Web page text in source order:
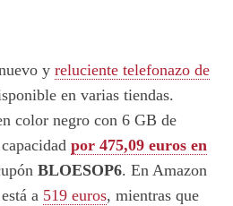
y reluciente telefonazo de
en varias tiendas.
color negro con 6 GB de
por 475,09 euros en
BLOESOP6. En Amazon
a 519 euros, mientras que